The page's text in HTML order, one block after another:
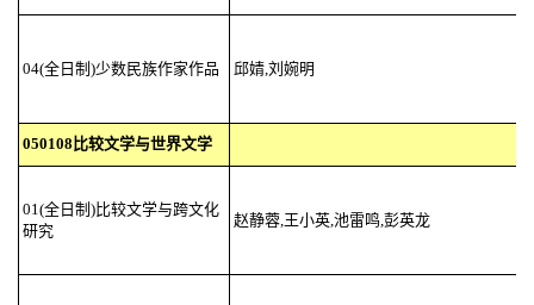
04(全日制)少数民族作家作品 邱婧,刘婉明
050108比较文学与世界文学
01(全日制)比较文学与跨文化
研究
赵静蓉,王小英,池雷鸣,彭英龙